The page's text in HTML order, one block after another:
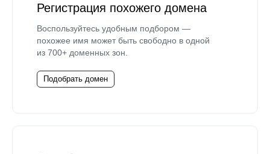
Регистрация похожего домена
Воспользуйтесь удобным подбором —
похожее имя может быть свободно в одной
из 700+ доменных зон.
Подобрать домен